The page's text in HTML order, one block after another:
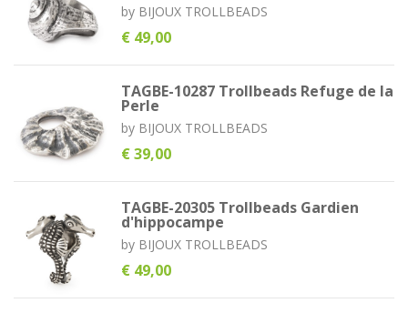
by BIJOUX TROLLBEADS
€ 49,00
TAGBE-10287 Trollbeads Refuge de la
Perle
by BIJOUX TROLLBEADS
€ 39,00
TAGBE-20305 Trollbeads Gardien
d'hippocampe
by BIJOUX TROLLBEADS
€ 49,00